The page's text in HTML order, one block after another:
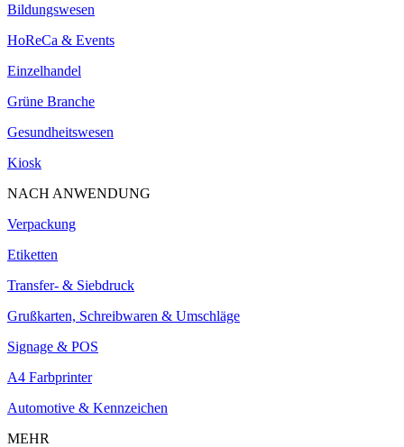
Bildungswesen
HoReCa & Events
Einzelhandel
Grüne Branche
Gesundheitswesen
Kiosk
NACH ANWENDUNG
Verpackung
Etiketten
Transfer- & Siebdruck
Grußkarten, Schreibwaren & Umschläge
Signage & POS
A4 Farbprinter
Automotive & Kennzeichen
MEHR